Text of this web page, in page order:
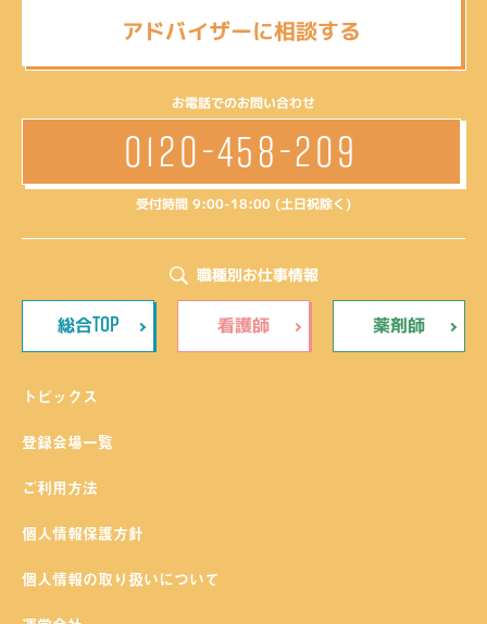
アドバイザーに相談する
お電話でのお問い合わせ
0120-458-209
受付時間 9:00-18:00 (土日祝除く)
職種別お仕事情報
総合TOP 看護師 薬剤師
トピックス
登録会場一覧
ご利用方法
個人情報保護方針
個人情報の取り扱いについて